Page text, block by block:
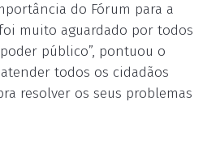
do Fórum para a
muito aguardado por todos
público”, pontuou o
todos os cidadãos
resolver os seus problemas